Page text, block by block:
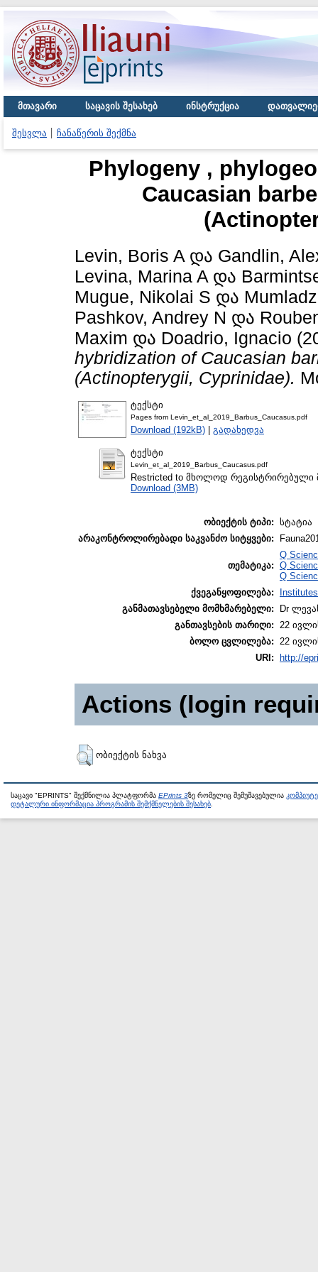
მთავარი საცავის შესახებ ინსტრუქცია
შესვლა ჩანაწერის შექმნა
Phylogeny ,
Caucasian
Levin, Boris A და Gandlin,
Levina, Marina A და
Mugue, Nikolai S და
Pashkov, Andrey N და
Maxim და Doadrio, Ignacio
hybridization of Caucasian
(Actinopterygii, Cyprinidae).
ტექსტი
Pages from Levin_et_al_2019_Barbus_Caucasus.pdf
Download (192kB) | გადახედვა
ტექსტი
Levin_et_al_2019_Barbus_Caucasus.pdf
Restricted to მხოლოდ რეგისტრირებული
Download (3MB)
ობიექტის ტიპი: სტატია
არაკონტროლირებადი საკვანძო სიტყვები:
თემატიკა:
Q
Q
Q
ქვეგანყოფილება:
განმათავსებელი მომხმარებელი:
Dr
განთავსების თარიღი: 22
ბოლო ცვლილება: 22
URI:
http://
Actions (login
ობიექტის ნახვა
საცავი "EPRINTS" შექმნილია პლატფორმა EPrints 3ზე რომელიც შემუშავებულია
დეტალური ინფორმაცია პროგრამის შემქმნელების შესახებ.